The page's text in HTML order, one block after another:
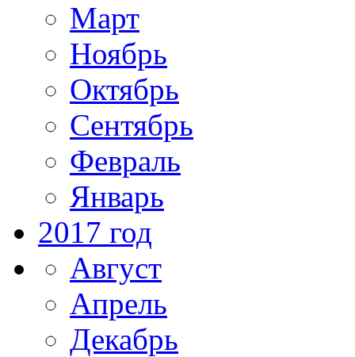
Март
Ноябрь
Октябрь
Сентябрь
Февраль
Январь
2017 год
Август
Апрель
Декабрь